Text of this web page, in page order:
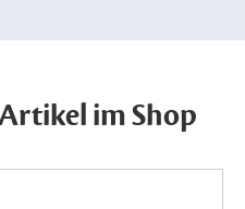
im Shop